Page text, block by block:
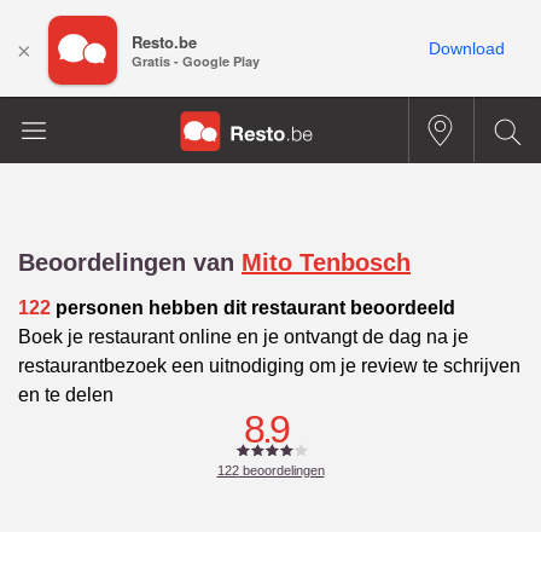
Beoordelingen van Mito Tenbosch
122 personen hebben dit restaurant beoordeeld
Boek je restaurant online en je ontvangt de dag na je
restaurantbezoek een uitnodiging om je review te schrijven
en te delen
8.9
122beoordelingen
× Resto.be
Gratis - Google Play
Download